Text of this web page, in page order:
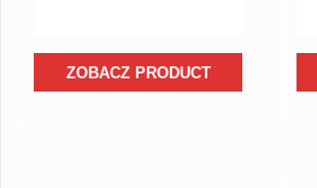
ZOBACZ PRODUCT